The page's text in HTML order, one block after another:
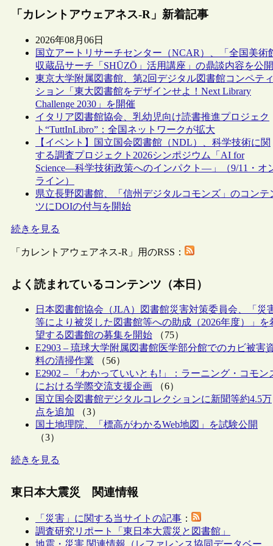
「カレントアウェアネス-R」新着記事
2026年08月06日
国立アートリサーチセンター（NCAR）、「全国美術
収蔵品サーチ「SHŪZŌ」活用講座」の鼎談内容を公開
東京大学附属図書館、第2回デジタル図書館コンペティ
ション「東大図書館をデザインせよ！Next Library
Challenge 2030」を開催
イタリア図書館協会、乳幼児向け読書推進プロジェク
ト“TuttInLibro”：全国ネットワークが拡大
【イベント】国立国会図書館（NDL）、科学技術に関
する調査プロジェクト2026シンポジウム「AI for
Science―科学技術政策へのインパクト―」（9/11・オ
ライン）
県立長野図書館、「信州デジタルコモンズ」のコンテ
ツにDOIの付与を開始
続きを見る
「カレントアウェアネス-R」用のRSS：
よく読まれているコンテンツ（本日）
日本図書館協会（JLA）図書館災害対策委員会、「災
等により被災した図書館等への助成（2026年度）」を
望する図書館の募集を開始 （75）
E2903 – 琉球大学附属図書館医学部分館でのカビ被害
料の清掃作業 （56）
E2902 – 「わかっていいとも!」：ラーニング・コモン
における学際交流支援企画 （6）
国立国会図書館デジタルコレクションに新聞等約4.5万
点を追加 （3）
国土地理院、「標高がわかるWeb地図」を試験公開
（3）
続きを見る
東日本大震災 関連情報
「災害」に関する当サイトの記事 ：
調査研究リポート「東日本大震災と図書館」
地震・災害 関連情報（レファレンス協同データベー